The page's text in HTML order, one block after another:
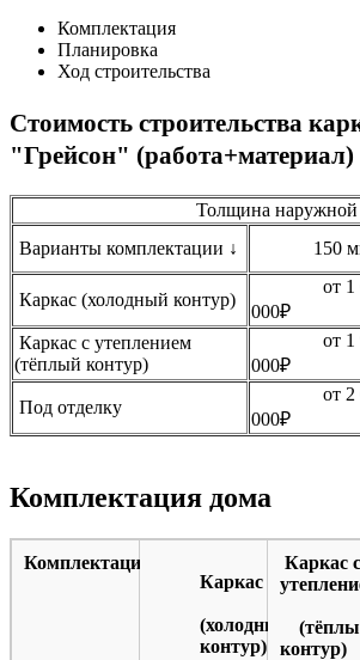
Комплектация
Планировка
Ход строительства
Стоимость строительства
"Грейсон" (работа+материал)
Толщина наружной
Варианты комплектации ↓
150
Каркас (холодный контур)
от 1
000₽
Каркас с утеплением
(тёплый контур)
от 1
000₽
Под отделку
от 2
000₽
Комплектация дома
Комплектация
Каркас
(холодный
контур)
Каркас с
контур)